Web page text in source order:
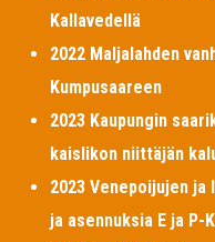
Kallavedellä
2022 Maljalahden
Kumpusaareen
2023 Kaupungin
kaislikon niittäjän
2023 Venepoijujen
ja asennuksia E ja P-